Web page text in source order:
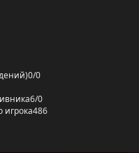
0/0
6/0
486